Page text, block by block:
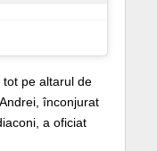
pe altarul de
înconjurat
a oficiat